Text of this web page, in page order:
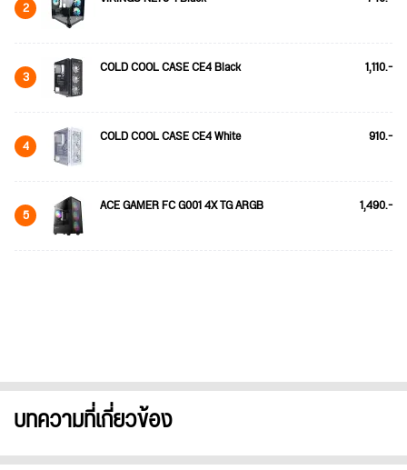
2
3 COLD COOL CASE CE4 Black 1,110.-
4 COLD COOL CASE CE4 White 910.-
5 ACE GAMER FC G001 4X TG ARGB 1,490.-
บทความที่เกี่ยวข้อง